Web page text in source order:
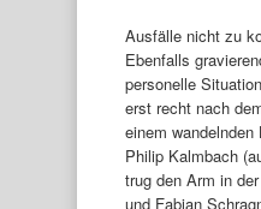
Ausfälle nicht zu
Ebenfalls
personelle
erst recht nach
einem
Philip Kalmbach
trug den Arm in
und Fabian